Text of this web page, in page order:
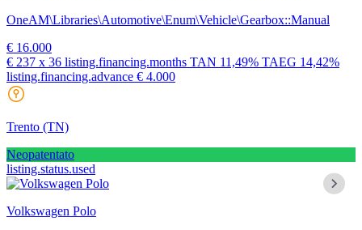
OneAM\Libraries\Automotive\Enum\Vehicle\Gearbox::Manual
€ 16.000
€ 237 x 36 listing.financing.months TAN 11,49% TAEG 14,42%
listing.financing.advance € 4.000
Trento (TN)
Neopatentato
listing.status.used
Volkswagen Polo